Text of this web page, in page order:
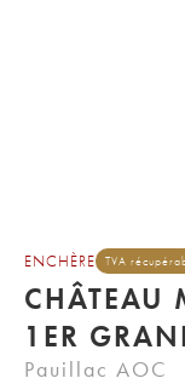
ENCHÈRE TVA
CHÂTEAU
1ER
Pauillac AOC